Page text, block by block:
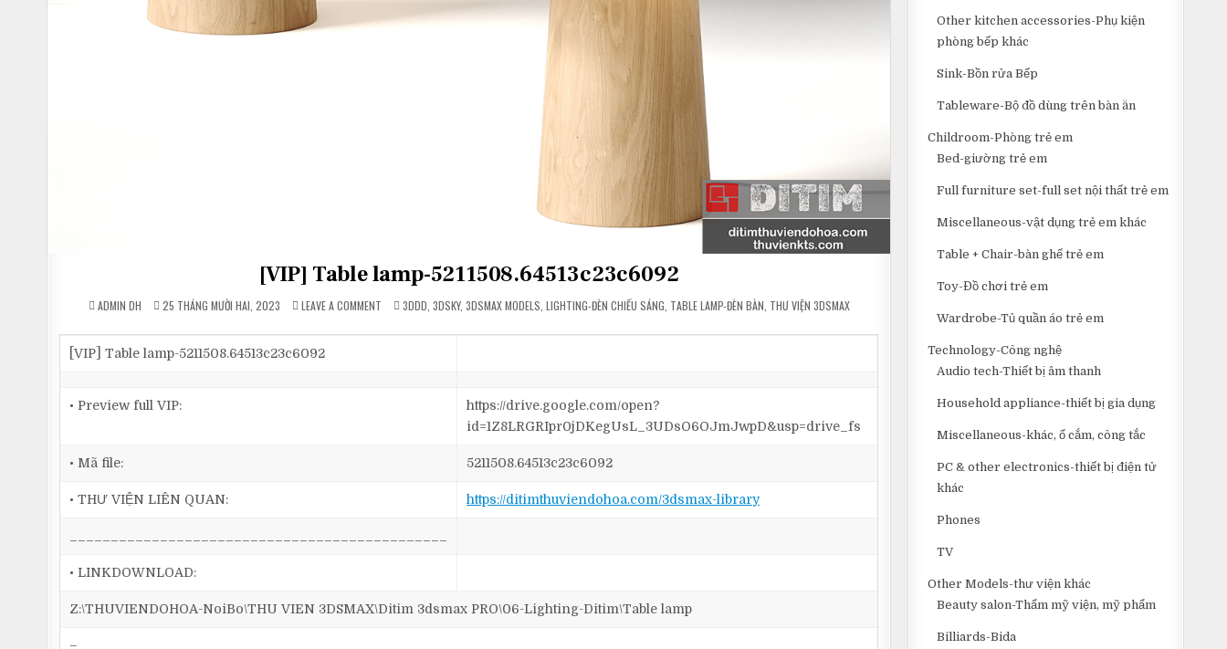
[VIP] Table lamp-5211508.64513c23c6092
ADMIN DH 25 THÁNG MƯỜI HAI, 2023 LEAVE A COMMENTON
LAMP-
POSTED
IN
3DDD 3DSKY, 3DSMAX MODELS LIGHTING-ĐÈN CHIẾU SÁNG TABLE LAMP-ĐÈN BÀN THƯ VIỆN 3DSMAX
[VIP] Table lamp-5211508.64513c23c6092
• Preview full VIP:
https://drive.google.com/open?
id=1Z8LRGRIpr0jDKegUsL_3UDsO6OJmJwpD&usp=drive_fs
• Mã file: 5211508.64513c23c6092
• THƯ VIỆN LIÊN QUAN: https://ditimthuviendohoa.com/3dsmax-library
• LINKDOWNLOAD:
Z:\THUVIENDOHOA-NoiBo\THU VIEN 3DSMAX\Ditim 3dsmax PRO\06-Lighting-Ditim\Table lamp
–
Other kitchen accessories-Phụ kiện
phòng bếp khác
Sink-Bồn rửa Bếp
Tableware-Bộ đồ dùng trên bàn ăn
Childroom-Phòng trẻ em
Bed-giường trẻ em
Full furniture set-full set nội thất trẻ em
Miscellaneous-vật dụng trẻ em khác
Table + Chair-bàn ghế trẻ em
Toy-Đồ chơi trẻ em
Wardrobe-Tủ quần áo trẻ em
Technology-Công nghệ
Audio tech-Thiết bị âm thanh
Household appliance-thiết bị gia dụng
Miscellaneous-khác, ổ cắm, công tắc
PC & other electronics-thiết bị điện tử
khác
Phones
TV
Other Models-thư viện khác
Beauty salon-Thẩm mỹ viện, mỹ phẩm
Billiards-Bida